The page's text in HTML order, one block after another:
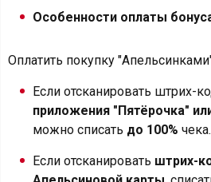
Особенности оплаты
Оплатить покупку
Если отсканировать штрих-
приложения "Пятёрочка"
можно списать до 100% чека.
Если отсканировать штрих-